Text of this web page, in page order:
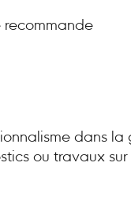
recommande
dans la
ou travaux